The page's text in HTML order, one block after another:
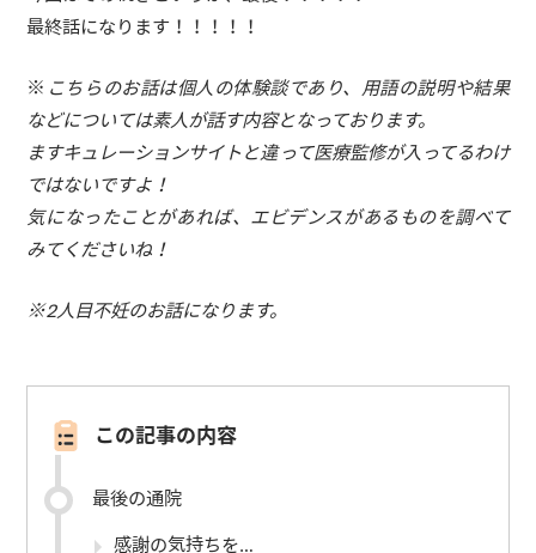
最終話になります！！！！！
※ こちらのお話は個人の体験談であり、用語の説明や結果
などについては素人が話す内容となっております。
ますキュレーションサイトと違って医療監修が入ってるわけ
ではないですよ！
気になったことがあれば、エビデンスがあるものを調べて
みてくださいね！
※2人目不妊のお話になります。
この記事の内容
最後の通院
感謝の気持ちを…